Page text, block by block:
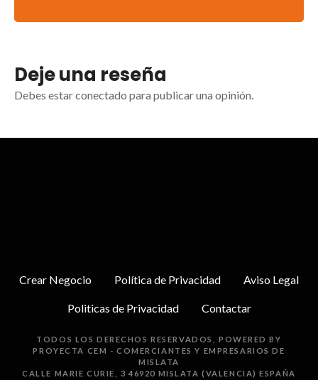
Deje una reseña
Debes estar conectado para publicar una opinión.
Crear Negocio Política de Privacidad Aviso Legal
Politicas de Privacidad Contactar
TODOS LOS DERECHOS RESERVADOS, POWERED BY
PROYECTA CEM - COMERCIANTES Y EMPRESARIOS DE
MISLATA
CALLE MARIE CURIE, 3 46920 MISLATA (VALENCIA) ESPAÑA